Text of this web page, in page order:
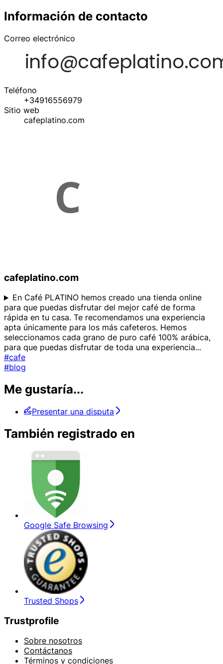
Información de contacto
Correo electrónico
Teléfono
+34916556979
Sitio web
cafeplatino.com
cafeplatino.com
En Café PLATINO hemos creado una tienda online
para que puedas disfrutar del mejor café de forma
rápida en tu casa. Te recomendamos una experiencia
apta únicamente para los más cafeteros. Hemos
seleccionamos cada grano de puro café 100% arábica,
para que puedas disfrutar de toda una experiencia...
#cafe
#blog
Me gustaría...
Presentar una disputa
También registrado en
Google Safe Browsing
Trusted Shops
Trustprofile
Sobre nosotros
Contáctanos
Términos y condiciones